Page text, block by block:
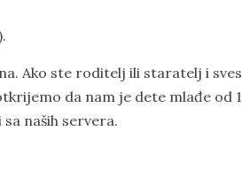
Ako ste roditelj ili staratelj i
da nam je dete mlađe od
naših servera.